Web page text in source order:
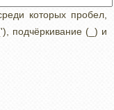
которых пробел,
подчёркивание (_) и